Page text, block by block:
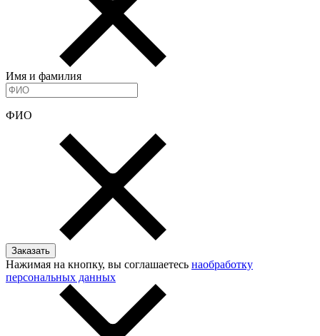
Имя и фамилия
ФИО
Нажимая на кнопку, вы соглашаетесь наобработку
персональных данных